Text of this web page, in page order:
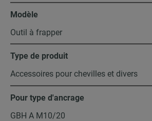
Modèle
Outil à frapper
Type de produit
Accessoires pour chevilles et divers
Pour type d'ancrage
GBH A M10/20